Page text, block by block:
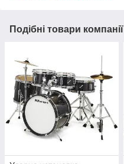
Подібні товари компанії